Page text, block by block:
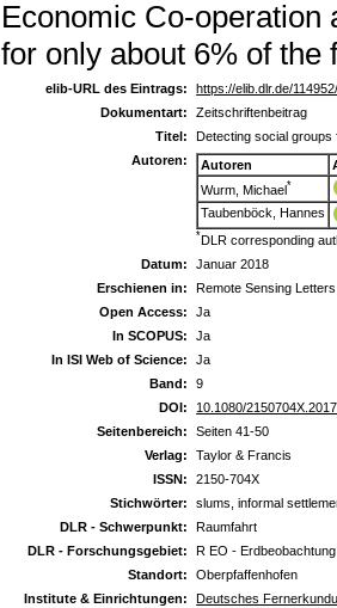
Economic Co-operation
for only about 6% of the
elib-URL des Eintrags:
https://elib.dlr.de/
Dokumentart:
Zeitschriftenbeitrag
Titel:
Detecting social
Autoren:
Autoren
Wurm, Michael*
Taubenböck, Hannes
*DLR corresponding
Datum:
Januar 2018
Erschienen in:
Remote Sensing Letters
Open Access:
Ja
In SCOPUS:
Ja
In ISI Web of Science:
Ja
Band:
9
DOI:
10.1080/
Seitenbereich:
Seiten 41-50
Verlag:
Taylor & Francis
ISSN:
2150-704X
Stichwörter:
slums, informal
DLR - Schwerpunkt:
Raumfahrt
DLR - Forschungsgebiet:
R EO - Erdbeobachtung
Standort:
Oberpfaffenhofen
Institute & Einrichtungen:
Deutsches